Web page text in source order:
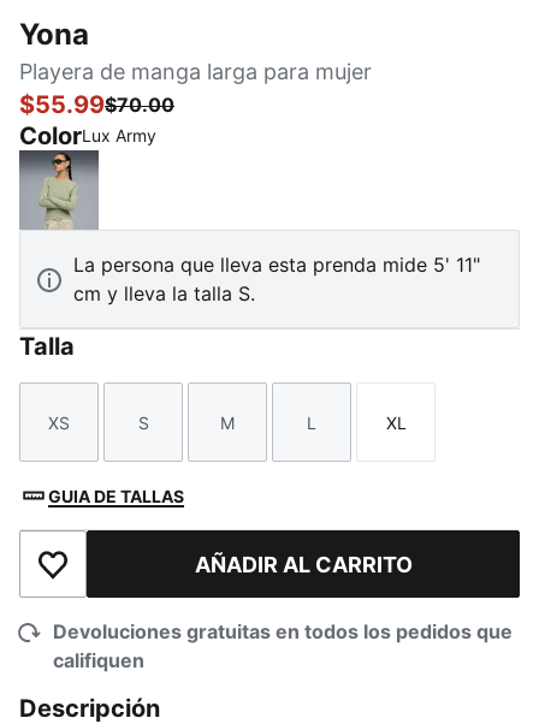
Yona
Playera de manga larga para mujer
$55.99$70.00
ColorLux Army
Lux Army
La persona que lleva esta prenda mide 5' 11"
cm y lleva la talla S.
Talla
Talla
XS
Talla
S
Talla
M
Talla
L
Talla
XL
GUIA DE TALLAS
Añadir a la lista de deseosAÑADIR AL CARRITO
Devoluciones gratuitas en todos los pedidos que
califiquen
Descripción